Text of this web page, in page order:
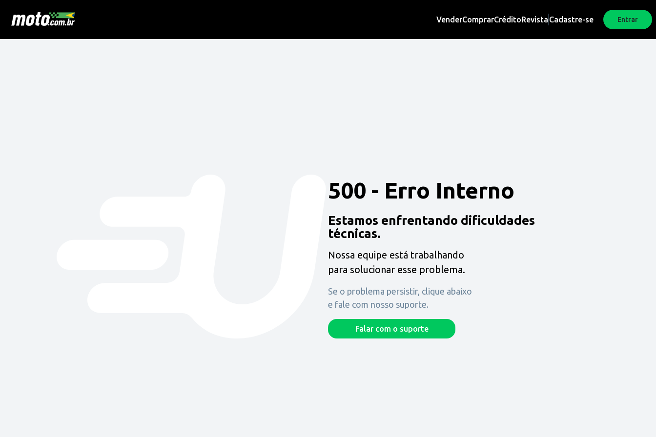
VenderComprarCréditoRevista Cadastre-se Entrar
500 - Erro Interno
Estamos enfrentando dificuldades
técnicas.
Nossa equipe está trabalhando
para solucionar esse problema.
Se o problema persistir, clique abaixo
e fale com nosso suporte.
Falar com o suporte